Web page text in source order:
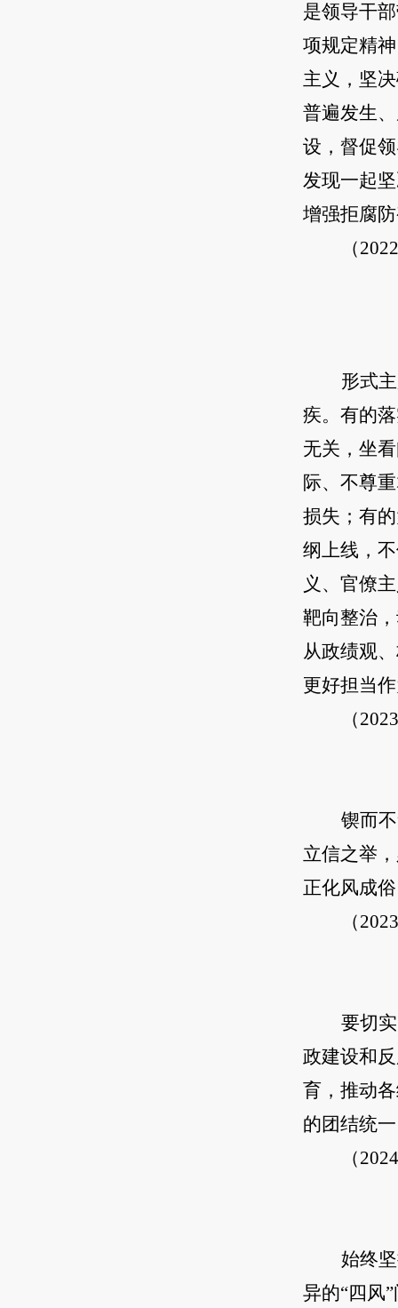
是领导干
项规定精
主义，坚
普遍发生
设，督促
发现一起
增强拒腐
（
形式
疾。有的
无关，坐
际、不尊
损失；有
纲上线，
义、官僚
靶向整治
从政绩观
更好担当
（
锲而
立信之举
正化风成
（
要切
政建设和
育，推动
的团结统
（
始终
异的“四风